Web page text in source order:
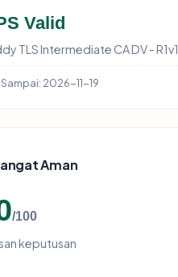
Valid
TLS Intermediate CA DV - R1v1
2026-11-19
Aman
/100
keputusan